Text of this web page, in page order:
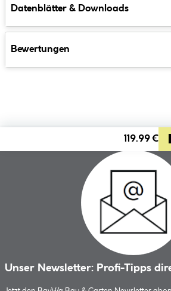
Datenblätter & Downloads
Bewertungen
119.99 €
Unser Newsletter: Profi-Tipps